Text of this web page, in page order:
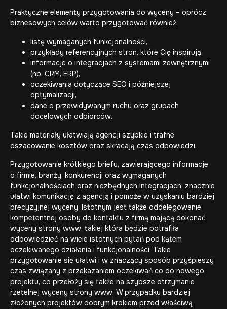
Praktyczne elementy przygotowania do wyceny – oprócz
biznesowych celów warto przygotować również:
listę wymaganych funkcjonalności,
przykłady referencyjnych stron, które Cię inspirują,
informacje o integracjach z systemami zewnętrznymi
(np. CRM, ERP),
oczekiwania dotyczące SEO i późniejszej
optymalizacji,
dane o przewidywanym ruchu oraz grupach
docelowych odbiorców.
Takie materiały ułatwiają agencji szybkie i trafne
oszacowanie kosztów oraz skracają czas odpowiedzi.
Przygotowanie krótkiego briefu, zawierającego informacje
o firmie, branży, konkurencji oraz wymaganych
funkcjonalnościach oraz niezbędnych integracjach, znacznie
ułatwi komunikację z agencją i pomoże w uzyskaniu bardziej
precyzyjnej wyceny. Istotnym jest także oddelegowanie
kompetentnej osoby do kontaktu z firmą mającą dokonać
wyceny strony www, takiej która będzie potrafiła
odpowiedzieć na wiele istotnych pytań pod kątem
oczekiwanego działania i funkcjonalności. Takie
przygotowanie się ułatwi i w znaczący sposób przyśpieszy
czas związany z przekazaniem oczekiwań co do nowego
projektu, co przełoży się także na szybsze otrzymanie
rzetelnej wyceny strony www. W przypadku bardziej
złożonych projektów dobrym krokiem przed właściwą